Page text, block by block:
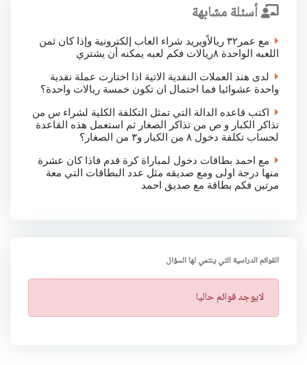
أسئلة مشابهة
مع عمر٣٢ ريالاًويريد شراء العاب إلكترونية وإذا كان ثمن
اللعبه الواحدة ٨ريالات فكم لعبه يمكنه أن يشتري
لدى هند العملات النقدية الاتية اذا اختارت عملة نقدية
واحدة عشوائيا فما احتمال ان تكون خمسة ريالات واحدة؟
اكتب قاعده الدالة التي تمثل التكلفة الكلية لشراء س من
تذاكر الكبار و ص من تذاكر الصغار ثم استعمل هذه القاعدة
لحساب تكلفة دخول ٨ من الكبار و٣ من الصغار؟
مع احمد بطاقات دخول لمباراة كرة قدم فاذا كان عشرة
منها درجة اولى ومع صديقه مثل عدد البطاقات التي معة
مرتين فكم بطاقة مع صديق احمد
القوائم الدراسية التي ينتمي لها السؤال
ت
ن
لايوجد قوائم حاليا